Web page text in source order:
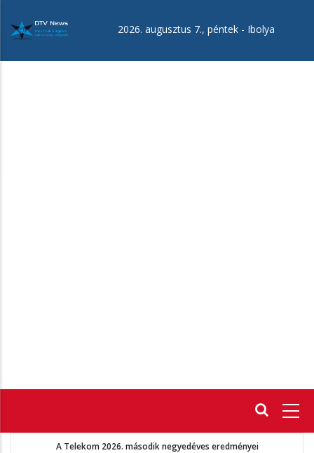
tartalomra
2026. augusztus 7., péntek - Ibolya
A Telekom 2026. második negyedéves eredményei